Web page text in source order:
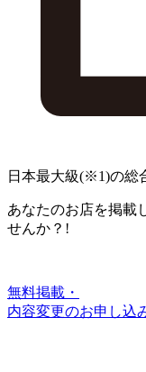
日本最大級(※1)の総
あなたのお店を掲載
せんか？!
無料掲載・
内容変更のお申し込